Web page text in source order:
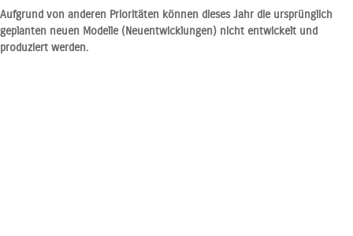
Aufgrund von anderen Prioritäten können dieses Jahr die ursprünglich
geplanten neuen Modelle (Neuentwicklungen) nicht entwickelt und
produziert werden.